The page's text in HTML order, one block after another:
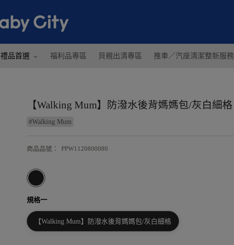
禮品首選 福利品專區 貝親出清專區 推車／汽座清潔整新服務
【Walking Mum】防潑水後背媽媽包/灰白細格
#Walking Mum
商品品號 ： PPW1120800080
規格一
【Walking Mum】防潑水後背媽媽包/灰白細格